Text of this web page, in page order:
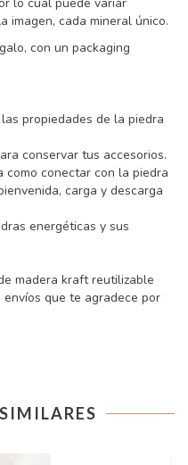
imagen, cada mineral único.
con un packaging
propiedades de la piedra
conservar tus accesorios.
conectar con la piedra
carga y descarga
energéticas y sus
madera kraft reutilizable
que te agradece por